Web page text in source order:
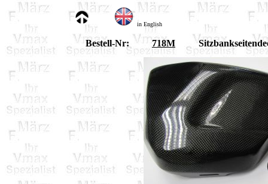
in English
Bestell-Nr: 718M